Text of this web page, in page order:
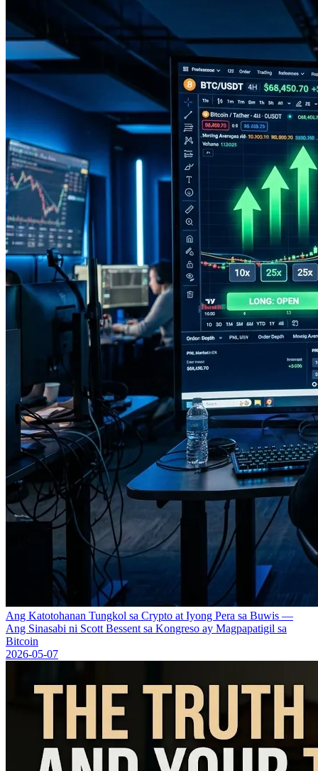
Ang Katotohanan Tungkol sa Crypto at Iyong Pera sa Buwis —
Ang Sinasabi ni Scott Bessent sa Kongreso ay Magpapatigil sa
Bitcoin
2026-05-07